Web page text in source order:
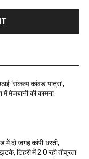
‘संकल्प कांवड़ यात्रा’,
मेजबानी की कामना
दो जगह कांपी धरती,
टिहरी में 2.0 रही तीव्रता